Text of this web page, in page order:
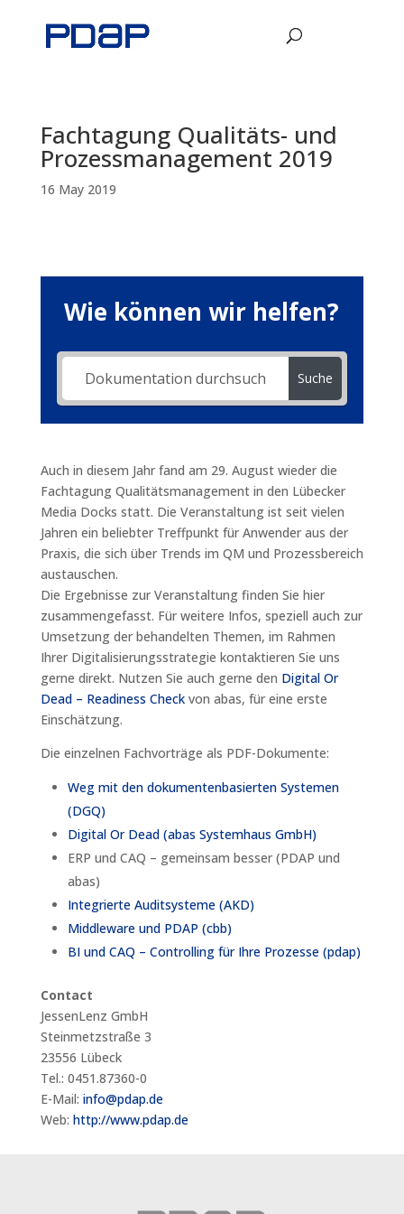
Fachtagung Qualitäts- und
Prozessmanagement 2019
16 May 2019
Wie können wir helfen?
Suche
Auch in diesem Jahr fand am 29. August wieder die
Fachtagung Qualitätsmanagement in den Lübecker
Media Docks statt. Die Veranstaltung ist seit vielen
Jahren ein beliebter Treffpunkt für Anwender aus der
Praxis, die sich über Trends im QM und Prozessbereich
austauschen.
Die Ergebnisse zur Veranstaltung finden Sie hier
zusammengefasst. Für weitere Infos, speziell auch zur
Umsetzung der behandelten Themen, im Rahmen
Ihrer Digitalisierungsstrategie kontaktieren Sie uns
gerne direkt. Nutzen Sie auch gerne den Digital Or
Dead – Readiness Check von abas, für eine erste
Einschätzung.
Die einzelnen Fachvorträge als PDF-Dokumente:
Weg mit den dokumentenbasierten Systemen
(DGQ)
Digital Or Dead (abas Systemhaus GmbH)
ERP und CAQ – gemeinsam besser (PDAP und
abas)
Integrierte Auditsysteme (AKD)
Middleware und PDAP (cbb)
BI und CAQ – Controlling für Ihre Prozesse (pdap)
Contact
JessenLenz GmbH
Steinmetzstraße 3
23556 Lübeck
Tel.: 0451.87360-0
E-Mail: info@pdap.de
Web: http://www.pdap.de